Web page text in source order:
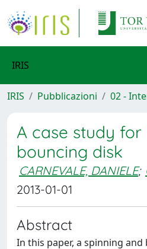
IRIS
IRIS Pubblicazioni 02 -
A case study
bouncing disk
CARNEVALE, DANIELE;
2013-01-01
Abstract
In this paper, a spinning